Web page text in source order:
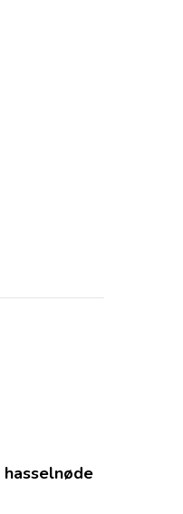
hasselnøde